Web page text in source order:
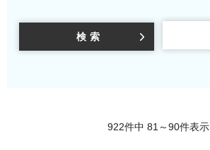
922件中 81～90件表示